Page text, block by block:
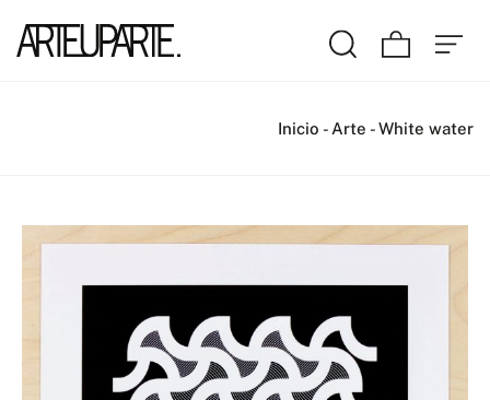
Inicio - Arte -White water